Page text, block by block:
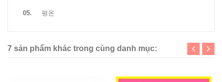
05. 평온
7 sản phẩm khác trong cùng danh mục: